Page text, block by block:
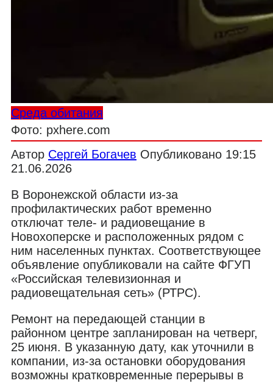
Среда обитания
Фото: pxhere.com
Автор Сергей Богачев Опубликовано 19:15
21.06.2026
В Воронежской области из-за
профилактических работ временно
отключат теле- и радиовещание в
Новохоперске и расположенных рядом с
ним населенных пунктах. Соответствующее
объявление опубликовали на сайте ФГУП
«Российская телевизионная и
радиовещательная сеть» (РТРС).
Ремонт на передающей станции в
районном центре запланирован на четверг,
25 июня. В указанную дату, как уточнили в
компании, из-за остановки оборудования
возможны кратковременные перерывы в